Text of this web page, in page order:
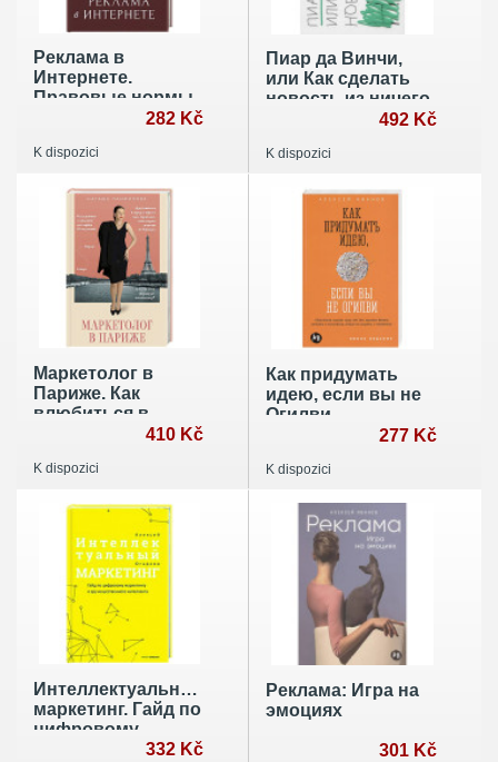
Реклама в
Интернете.
Правовые нормы
282 Kč
K dispozici
Пиар да Винчи,
или Как сделать
новость из ничего
492 Kč
K dispozici
Маркетолог в
Париже. Как
влюбиться в
науку и обрести
чтобы открыть
Париже
410 Kč
K dispozici
Как придумать
идею, если вы не
Огилви
277 Kč
K dispozici
Интеллектуальный
маркетинг. Гайд по
цифровому
маркетингу в эру
332 Kč
Реклама: Игра на
эмоциях
301 Kč